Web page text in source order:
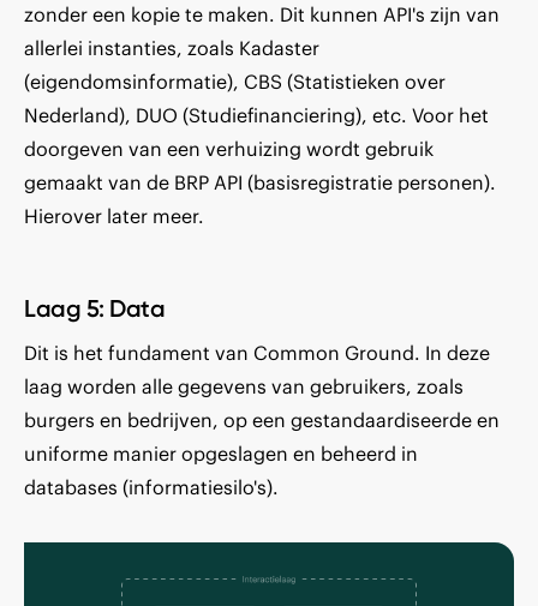
zonder een kopie te maken. Dit kunnen API's zijn van
allerlei instanties, zoals Kadaster
(eigendomsinformatie), CBS (Statistieken over
Nederland), DUO (Studiefinanciering), etc. Voor het
doorgeven van een verhuizing wordt gebruik
gemaakt van de BRP API (basisregistratie personen).
Hierover later meer.
Laag 5: Data
Dit is het fundament van Common Ground. In deze
laag worden alle gegevens van gebruikers, zoals
burgers en bedrijven, op een gestandaardiseerde en
uniforme manier opgeslagen en beheerd in
databases (informatiesilo's).